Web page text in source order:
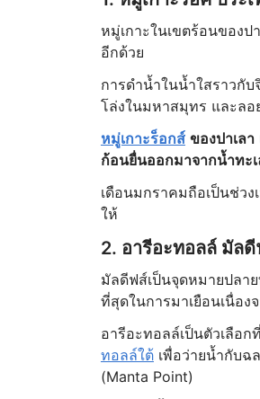
หมู่เกาะในเขตร้อนของ
อีกด้วย
การดำน้ำในน้ำใสราวกั
โล่งในมหาสมุทร และลอ
หมู่เกาะร็อกส์ ของปาเลา
ก้อนยื่นออกมาจากน้ำทะ
เดือนมกราคมถือเป็นช่ว
ให้
2. อารีอะทอลล์ มัล
มัลดีฟส์เป็นจุดหมายปลา
ที่สุดในการมาเยือนเนื่อง
อารีอะทอลล์เป็นตัวเลือ
ทอลล์ใต้เพื่อว่ายน้ำกับฉ
(Manta Point)